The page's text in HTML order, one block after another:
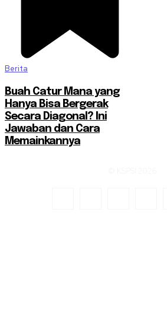
Berita
Buah Catur Mana yang
Hanya Bisa Bergerak
Secara Diagonal? Ini
Jawaban dan Cara
Memainkannya